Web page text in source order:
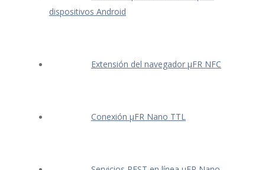
dispositivos Android
Extensión del navegador μFR NFC
Conexión μFR Nano TTL